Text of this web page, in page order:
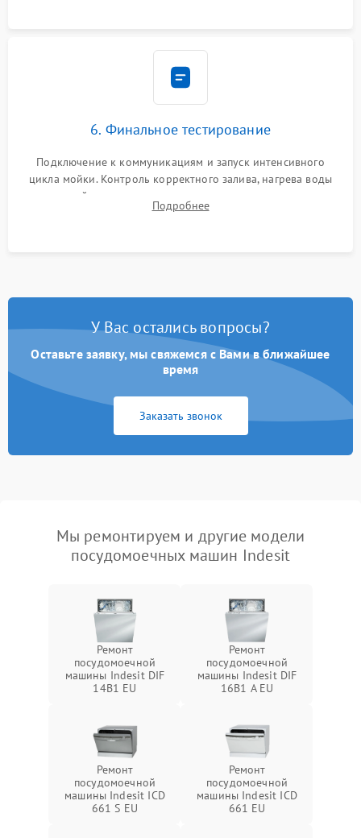
6. Финальное тестирование
Подключение к коммуникациям и запуск интенсивного
цикла мойки. Контроль корректного залива, нагрева воды
до нужной температуры, отсутствия посторонних шумов,
штатного слива и абсолютной сухости в поддоне.
Подробнее
У Вас остались вопросы?
Оставьте заявку, мы свяжемся с Вами в ближайшее
время
Заказать звонок
Мы ремонтируем и другие модели
посудомоечных машин Indesit
Ремонт
посудомоечной
машины Indesit DIF
14B1 EU
Ремонт
посудомоечной
машины Indesit DIF
16B1 A EU
Ремонт
посудомоечной
машины Indesit ICD
661 S EU
Ремонт
посудомоечной
машины Indesit ICD
661 EU